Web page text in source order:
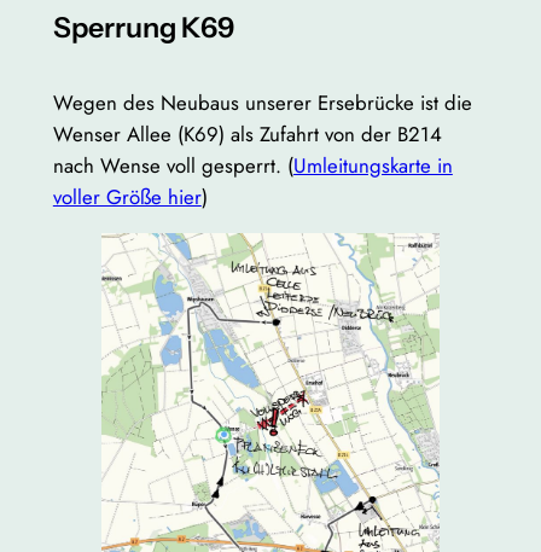
Sperrung K69
Wegen des Neubaus unserer Ersebrücke ist die
Wenser Allee (K69) als Zufahrt von der B214
nach Wense voll gesperrt. (Umleitungskarte in
voller Größe hier)